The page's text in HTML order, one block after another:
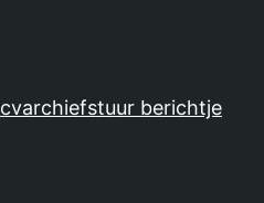
cvarchiefstuur berichtje